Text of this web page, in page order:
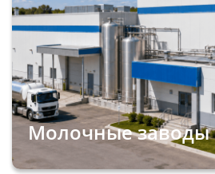
Молочные заводы